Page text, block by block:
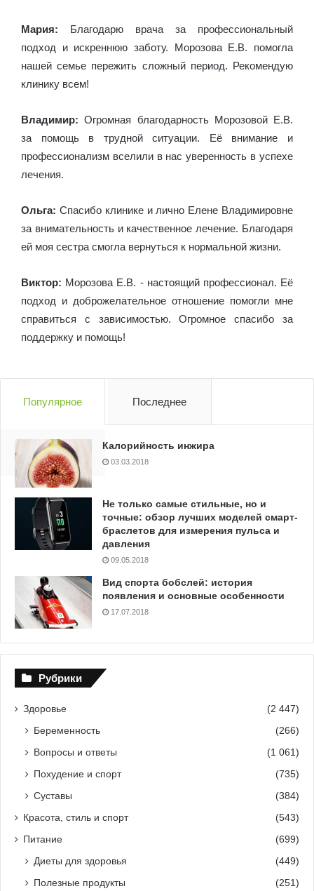
Мария: Благодарю врача за профессиональный
подход и искреннюю заботу. Морозова Е.В. помогла
нашей семье пережить сложный период. Рекомендую
клинику всем!
Владимир: Огромная благодарность Морозовой Е.В.
за помощь в трудной ситуации. Её внимание и
профессионализм вселили в нас уверенность в успехе
лечения.
Ольга: Спасибо клинике и лично Елене Владимировне
за внимательность и качественное лечение. Благодаря
ей моя сестра смогла вернуться к нормальной жизни.
Виктор: Морозова Е.В. - настоящий профессионал. Её
подход и доброжелательное отношение помогли мне
справиться с зависимостью. Огромное спасибо за
поддержку и помощь!
Популярное Последнее
Комментарии
Калорийность инжира
03.03.2018
Не только самые стильные, но и
точные: обзор лучших моделей смарт-
браслетов для измерения пульса и
давления
09.05.2018
Вид спорта бобслей: история
появления и основные особенности
17.07.2018
Рубрики
Здоровье (2 447)
Беременность
(266)
Вопросы и ответы
(1 061)
Похудение и спорт
(735)
Суставы
(384)
Красота, стиль и спорт (543)
Питание (699)
Диеты для здоровья
(449)
Полезные продукты
(251)